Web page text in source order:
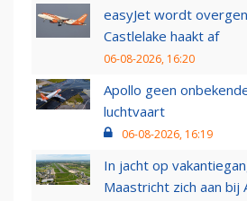
easyJet wordt
Castlelake haakt af
06-08-2026, 16:20
Apollo geen
luchtvaart
06-08-2026, 16:19
In jacht op
Maastricht zich aan bij